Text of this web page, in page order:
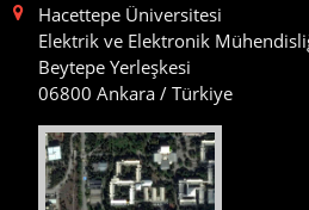
Hacettepe Üniversitesi
Elektrik ve Elektronik
Beytepe Yerleşkesi
06800 Ankara / Türkiye